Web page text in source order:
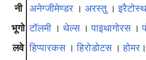
नी
भूगो
लवे
अनेग्जीमेण्डर । अरस्तु।
टॉलमी । थेल्स।पाइथागोरस।
हिप्पारकस।हिरोडोटस।होमर ।